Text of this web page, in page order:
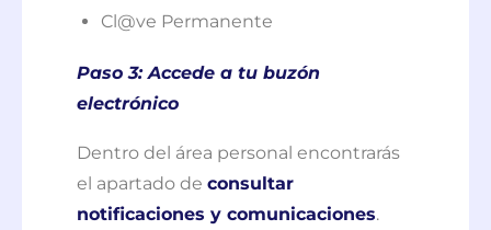
Cl@ve Permanente
Paso 3: Accede a tu buzón
electrónico
Dentro del área personal encontrarás
el apartado de consultar
notificaciones y comunicaciones.